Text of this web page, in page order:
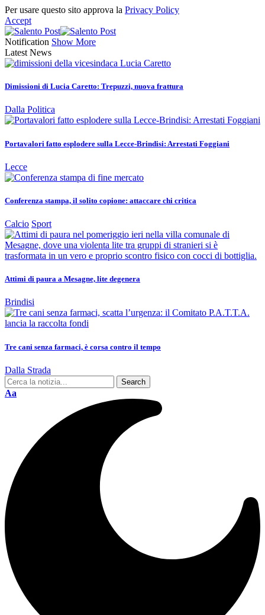
Per usare questo sito approva la Privacy Policy
Accept
Notification Show More
Latest News
Dimissioni di Lucia Caretto: Trepuzzi, nuova frattura
Dalla Politica
Portavalori fatto esplodere sulla Lecce-Brindisi: Arrestati Foggiani
Lecce
Conferenza stampa, il solito copione: attaccare chi critica
Calcio Sport
Attimi di paura a Mesagne, lite degenera
Brindisi
Tre cani senza farmaci, è corsa contro il tempo
Dalla Strada
Aa